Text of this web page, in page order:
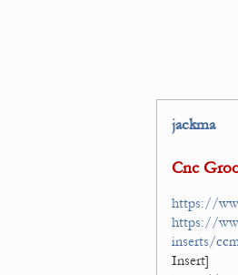
jackma
Cnc
https://
https://
inserts/
Insert]